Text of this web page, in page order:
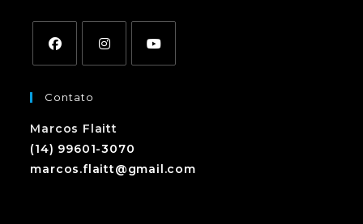
Contato
Marcos Flaitt
(14) 99601-3070
marcos.flaitt@gmail.com